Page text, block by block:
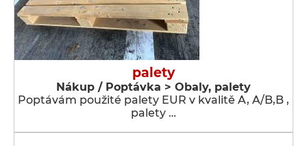
palety
Nákup / Poptávka > Obaly, palety
Poptávám použité palety EUR v kvalitě A, A/B,B ,
palety …